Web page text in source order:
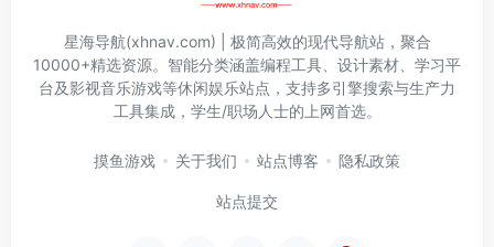
星海导航(xhnav.com) | 极简高效的现代导航站，聚合
10000+精选资源。智能分类涵盖编程工具、设计素材、学习平
台及影视音乐游戏等休闲娱乐站点，支持多引擎搜索与生产力
工具集成，学生/职场人士的上网首选。
摸鱼游戏 关于我们 站点博客 隐私政策
站点提交